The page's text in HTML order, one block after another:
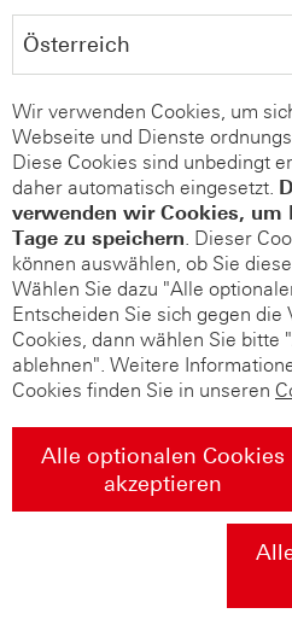
Wir verwenden Cookies, um
Webseite und Dienste
Diese Cookies sind unbedingt
daher automatisch eingesetzt.
verwenden wir Cookies, um
Tage zu speichern. Dieser
können auswählen, ob Sie
Wählen Sie dazu "Alle
Entscheiden Sie sich gegen
Cookies, dann wählen Sie bitte
ablehnen". Weitere
Cookies finden Sie in unseren
Alle optionalen Cookies
akzeptieren